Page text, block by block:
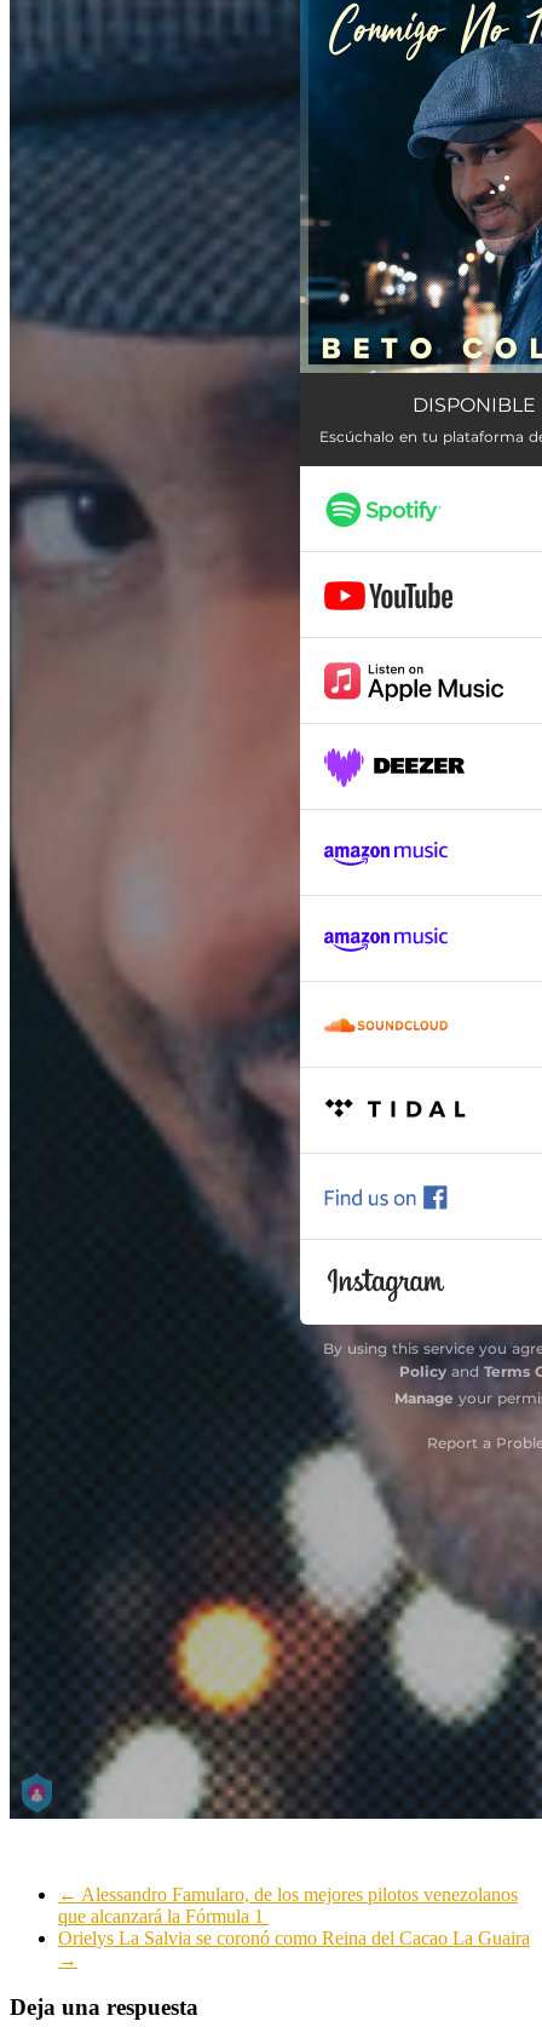
← Alessandro Famularo, de los mejores pilotos venezolanos
que alcanzará la Fórmula 1
Orielys La Salvia se coronó como Reina del Cacao La Guaira
→
Deja una respuesta